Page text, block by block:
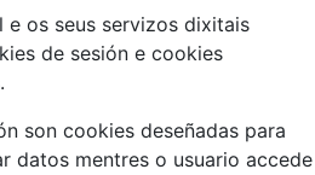
os seus servizos dixitais
de sesión e cookies
son cookies deseñadas para
datos mentres o usuario accede